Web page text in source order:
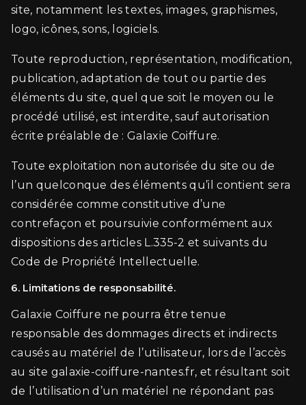
site, notamment les textes, images, graphismes,
logo, icônes, sons, logiciels.
Toute reproduction, représentation, modification,
publication, adaptation de tout ou partie des
éléments du site, quel que soit le moyen ou le
procédé utilisé, est interdite, sauf autorisation
écrite préalable de : Galaxie Coiffure.
Toute exploitation non autorisée du site ou de
l’un quelconque des éléments qu’il contient sera
considérée comme constitutive d’une
contrefaçon et poursuivie conformément aux
dispositions des articles L.335-2 et suivants du
Code de Propriété Intellectuelle.
6. Limitations de responsabilité.
Galaxie Coiffure ne pourra être tenue
responsable des dommages directs et indirects
causés au matériel de l’utilisateur, lors de l’accès
au site galaxie-coiffure-nantes.fr, et résultant soit
de l’utilisation d’un matériel ne répondant pas